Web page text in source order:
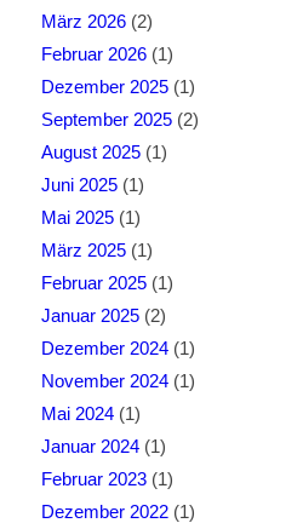
März 2026(2)
Februar 2026(1)
Dezember 2025(1)
September 2025(2)
August 2025(1)
Juni 2025(1)
Mai 2025(1)
März 2025(1)
Februar 2025(1)
Januar 2025(2)
Dezember 2024(1)
November 2024(1)
Mai 2024(1)
Januar 2024(1)
Februar 2023(1)
Dezember 2022(1)